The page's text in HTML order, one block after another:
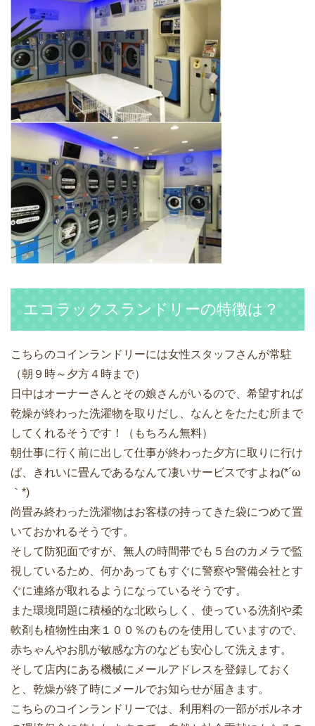
エコラックスランドリーの特徴は？
こちらのコインランドリーには女性スタッフさんが常駐
（朝９時～夕方４時まで）
日中はオーナーさんとその娘さんがいるので、希望すれば
乾燥が終わった洗濯物を取りだし、なんとをたたむ所まで
してくれるそうです！（もちろん無料）
朝仕事に行く前に出して仕事が終わった夕方に取りに行け
ば、きれいに畳んであるなんて凄いサービスですよね(*´ω
｀*)
尚畳み終わった洗濯物はお客様の持ってきた袋につめて置
いておかれるそうです。
そして防犯面ですが、無人の時間帯でも５台のカメラで監
視しているため、何かあってもすぐに警察や警備会社とす
ぐに連絡が取れるようになっているそうです。
また環境問題に積極的な北欧らしく、使っている洗剤や柔
軟剤も植物性由来１００％のものを使用していますので、
赤ちゃんやお肌が敏感な方のなども安心して洗えます。
そして店内にある機械にメールアドレスを登録しておく
と、乾燥が終了時にメールでお知らせが届きます。
こちらのコインランドリーでは、利用料の一部がボルネオ